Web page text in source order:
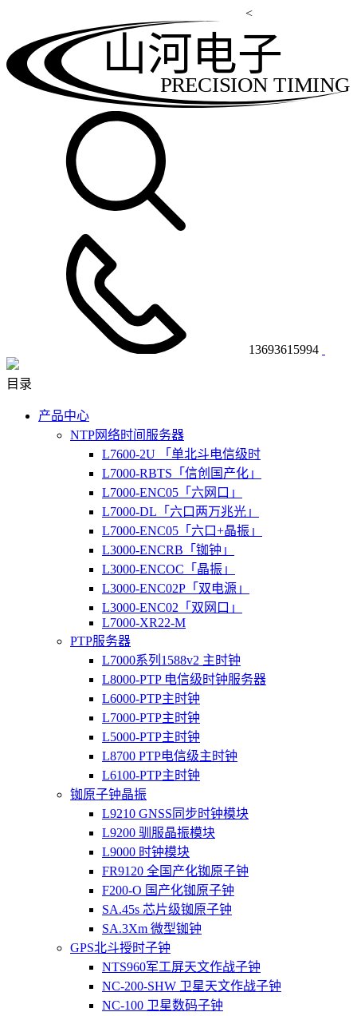
<
PRECISION TIMING
山河电子
13693615994
目录
产品中心
NTP网络时间服务器
L7600-2U 「单北斗电信级时
L7000-RBTS「信创国产化」
L7000-ENC05「六网口」
L7000-DL「六口两万兆光」
L7000-ENC05「六口+晶振」
L3000-ENCRB「铷钟」
L3000-ENCOC「晶振」
L3000-ENC02P「双电源」
L3000-ENC02「双网口」
L7000-XR22-M
PTP服务器
L7000系列1588v2 主时钟
L8000-PTP 电信级时钟服务器
L6000-PTP主时钟
L7000-PTP主时钟
L5000-PTP主时钟
L8700 PTP电信级主时钟
L6100-PTP主时钟
铷原子钟晶振
L9210 GNSS同步时钟模块
L9200 驯服晶振模块
L9000 时钟模块
FR9120 全国产化铷原子钟
F200-O 国产化铷原子钟
SA.45s 芯片级铷原子钟
SA.3Xm 微型铷钟
GPS北斗授时子钟
NTS960军工屏天文作战子钟
NC-200-SHW 卫星天文作战子钟
NC-100 卫星数码子钟